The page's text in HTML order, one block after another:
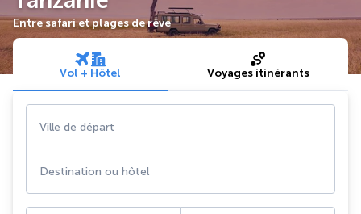
Entre safari et plages de rêve
Vol + Hôtel Voyages itinérants
Ville de départ
Destination ou hôtel